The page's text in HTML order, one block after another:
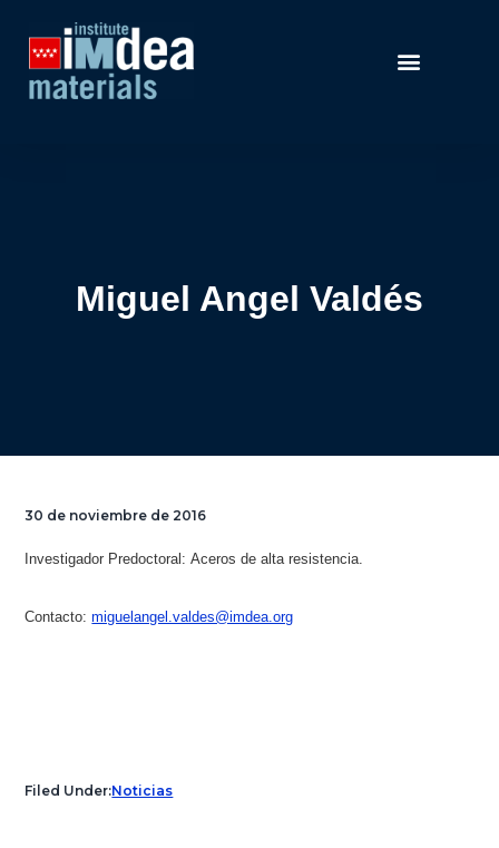
Miguel Angel Valdés
30 de noviembre de 2016
Investigador Predoctoral:Aceros de alta resistencia.
Contacto:miguelangel.valdes@imdea.org
Filed Under:Noticias